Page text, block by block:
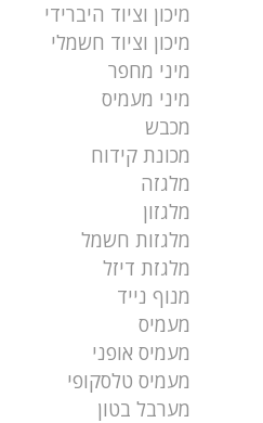
מיכון וציוד היברידי
מיכון וציוד חשמלי
מיני מחפר
מיני מעמיס
מכבש
מכונת קידוח
מלגזה
מלגזון
מלגזות חשמל
מלגזת דיזל
מנוף נייד
מעמיס
מעמיס אופני
מעמיס טלסקופי
מערבל בטון